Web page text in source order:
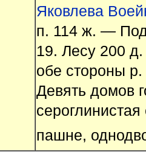
Яковлева
п. 114 ж. —
19. Лесу 200
обе стороны р.
Девять домов
пашне,